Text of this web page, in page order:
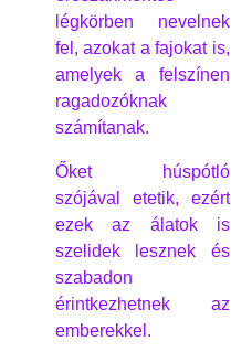
légkörben nevelnek
fel, azokat a fajokat is,
amelyek a felszínen
ragadozóknak
számítanak.
Őket húspótló
szójával etetik, ezért
ezek az álatok is
szelidek lesznek és
szabadon
érintkezhetnek az
emberekkel.